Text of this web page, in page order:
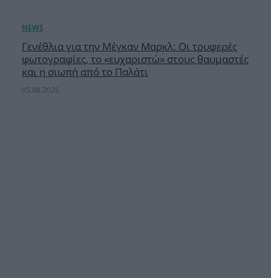
Γενέθλια για την Μέγκαν Μαρκλ: Οι τρυφερές
φωτογραφίες, το «ευχαριστώ» στους θαυμαστές
και η σιωπή από το Παλάτι
05.08.2026